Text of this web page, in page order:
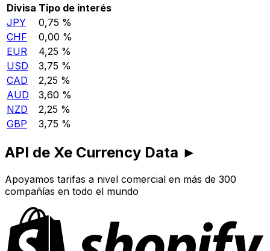
Divisa Tipo de interés
JPY
0,75 %
CHF
0,00 %
EUR
4,25 %
USD
3,75 %
CAD
2,25 %
AUD
3,60 %
NZD
2,25 %
GBP
3,75 %
API de Xe Currency Data ►
Apoyamos tarifas a nivel comercial en más de 300
compañías en todo el mundo